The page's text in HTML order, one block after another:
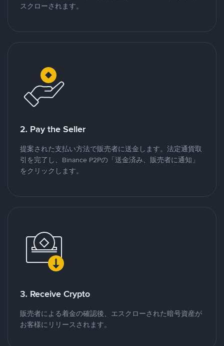
スクローされます。
2. Pay the Seller
提案された支払い方法で販売者に送金します。法定通貨取
引を完了し、Binance P2Pの「送金済み、販売者に通知」
をクリックします。
3. Receive Crypto
販売者による着金の確認後、エスクローされた暗号資産が
お客様にリリースされます。